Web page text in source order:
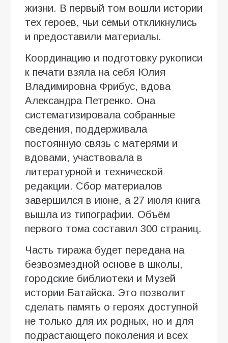
жизни. В первый том вошли истории
тех героев, чьи семьи откликнулись
и предоставили материалы.
Координацию и подготовку рукописи
к печати взяла на себя Юлия
Владимировна Фрибус, вдова
Александра Петренко. Она
систематизировала собранные
сведения, поддерживала
постоянную связь с матерями и
вдовами, участвовала в
литературной и технической
редакции. Сбор материалов
завершился в июне, а 27 июля книга
вышла из типографии. Объём
первого тома составил 300 страниц.
Часть тиража будет передана на
безвозмездной основе в школы,
городские библиотеки и Музей
истории Батайска. Это позволит
сделать память о героях доступной
не только для их родных, но и для
подрастающего поколения и всех